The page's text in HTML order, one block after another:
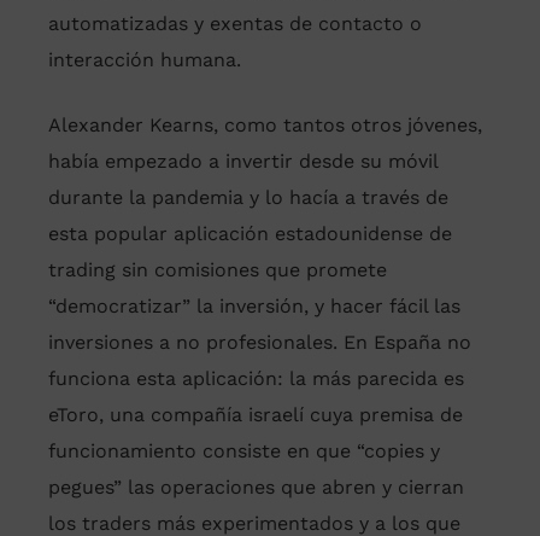
automatizadas y exentas de contacto o
interacción humana.
Alexander Kearns, como tantos otros jóvenes,
había empezado a invertir desde su móvil
durante la pandemia y lo hacía a través de
esta popular aplicación estadounidense de
trading sin comisiones que promete
“democratizar” la inversión, y hacer fácil las
inversiones a no profesionales. En España no
funciona esta aplicación: la más parecida es
eToro, una compañía israelí cuya premisa de
funcionamiento consiste en que “copies y
pegues” las operaciones que abren y cierran
los traders más experimentados y a los que